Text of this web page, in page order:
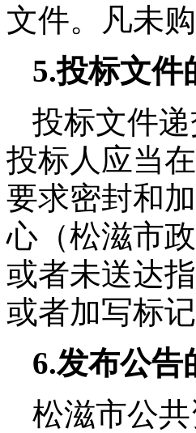
文件。凡未
5.投标文件
投标文件
投标人应当
要求密封和
心（松滋市
或者未送达
或者加写标
6.发布公告
松滋市公